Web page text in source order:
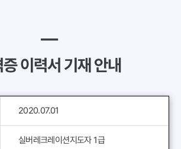
━
이력서 기재 안내
2020.07.01
실버레크레이션지도자 1급